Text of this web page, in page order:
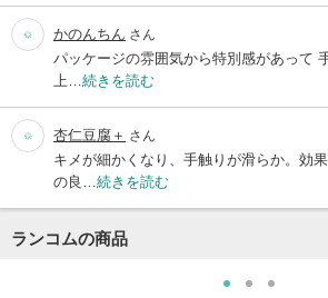
かのんちん さん
パッケージの雰囲気から特別感があって
上… 続きを読む
杏仁豆腐＋ さん
キメが細かくなり、手触りが滑らか。効
の良… 続きを読む
ランコムの商品